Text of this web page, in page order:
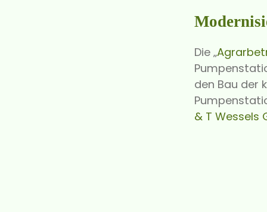
Die „
den Bau der
& T Wessels